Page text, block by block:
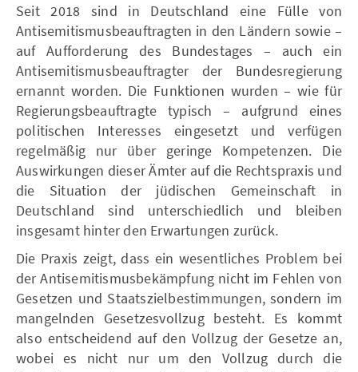
Seit 2018 sind in Deutschland eine Fülle von
Antisemitismusbeauftragten in den Ländern sowie –
auf Aufforderung des Bundestages – auch ein
Antisemitismusbeauftragter der Bundesregierung
ernannt worden. Die Funktionen wurden – wie für
Regierungsbeauftragte typisch – aufgrund eines
politischen Interesses eingesetzt und verfügen
regelmäßig nur über geringe Kompetenzen. Die
Auswirkungen dieser Ämter auf die Rechtspraxis und
die Situation der jüdischen Gemeinschaft in
Deutschland sind unterschiedlich und bleiben
insgesamt hinter den Erwartungen zurück.
Die Praxis zeigt, dass ein wesentliches Problem bei
der Antisemitismusbekämpfung nicht im Fehlen von
Gesetzen und Staatszielbestimmungen, sondern im
mangelnden Gesetzesvollzug besteht. Es kommt
also entscheidend auf den Vollzug der Gesetze an,
wobei es nicht nur um den Vollzug durch die